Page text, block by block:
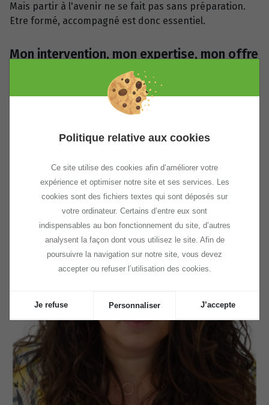
Mais partir à l'avenir ne se fait pas sans préparation.
Etre formé, accompagné est donc essentiel.
Mon intervention, mon expertise, mon offre
de service pour la communauté :
Formation et accompagnement à l'accélération des
entreprise, en individuel. Je travaille en face à face avec
les porteurs de projet pour les accompagner dans la
rédaction du Business Plan.
Politique relative aux cookies
Ce site utilise des cookies afin d’améliorer votre
expérience et optimiser notre site et ses services. Les
cookies sont des fichiers textes qui sont déposés sur
votre ordinateur. Certains d’entre eux sont
indispensables au bon fonctionnement du site, d’autres
analysent la façon dont vous utilisez le site. Afin de
poursuivre la navigation sur notre site, vous devez
accepter ou refuser l’utilisation des cookies.
Je refuse Personnaliser J’accepte